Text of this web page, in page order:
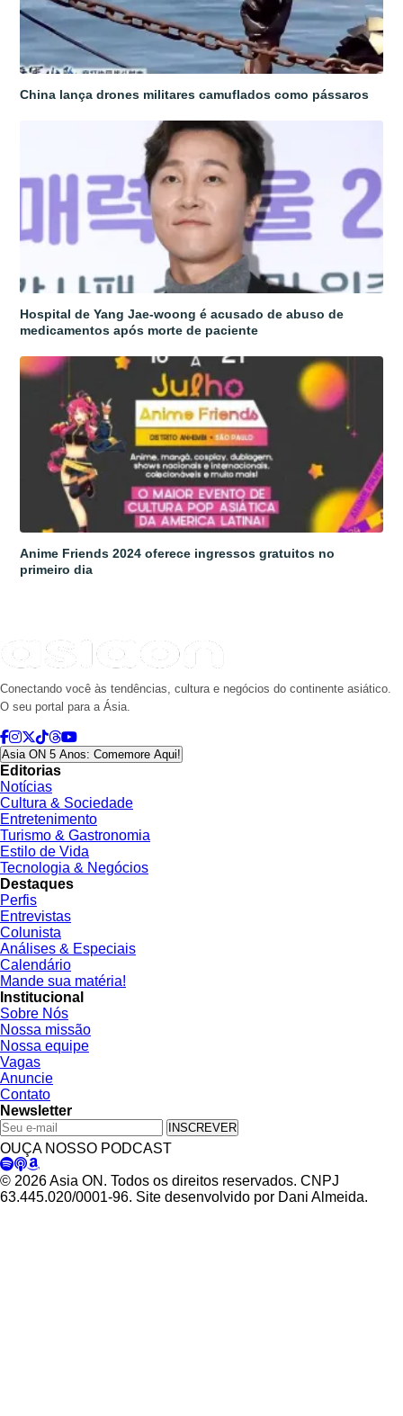
China lança drones militares camuflados como pássaros
Hospital de Yang Jae-woong é acusado de abuso de
medicamentos após morte de paciente
Anime Friends 2024 oferece ingressos gratuitos no
primeiro dia
Conectando você às tendências, cultura e negócios do continente asiático.
O seu portal para a Ásia.
Asia ON 5 Anos: Comemore Aqui!
Editorias
Notícias
Cultura & Sociedade
Entretenimento
Turismo & Gastronomia
Estilo de Vida
Tecnologia & Negócios
Destaques
Perfis
Entrevistas
Colunista
Análises & Especiais
Calendário
Mande sua matéria!
Institucional
Sobre Nós
Nossa missão
Nossa equipe
Vagas
Anuncie
Contato
Newsletter
INSCREVER
OUÇA NOSSO PODCAST
© 2026 Asia ON. Todos os direitos reservados. CNPJ
63.445.020/0001-96. Site desenvolvido por Dani Almeida.